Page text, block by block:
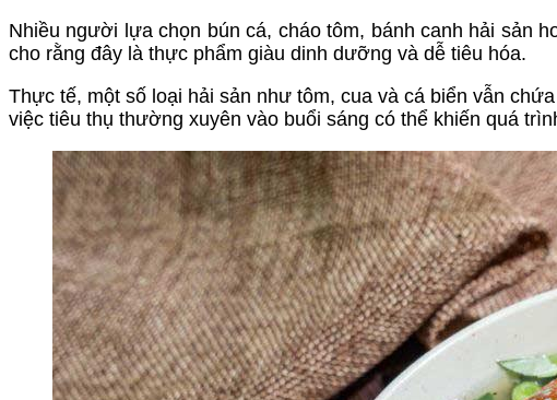
Nhiều người lựa chọn bún cá, cháo tôm, bánh canh hải sản
cho rằng đây là thực phẩm giàu dinh dưỡng và dễ tiêu hóa.
Thực tế, một số loại hải sản như tôm, cua và cá biển vẫn
việc tiêu thụ thường xuyên vào buổi sáng có thể khiến quá